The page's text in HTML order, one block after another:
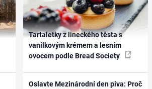
Tartaletky z lineckého těsta s
vanilkovým krémem a lesním
ovocem podle Bread Society
Oslavte Mezinárodní den piva: Proč